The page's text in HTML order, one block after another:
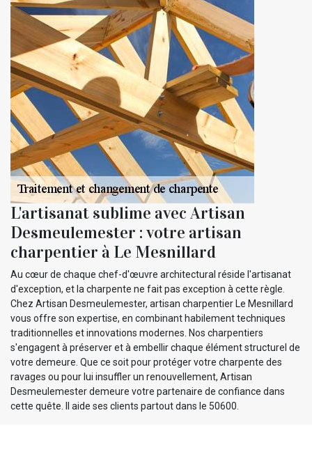
L'artisanat sublime avec Artisan
Desmeulemester : votre artisan
charpentier à Le Mesnillard
Au cœur de chaque chef-d'œuvre architectural réside l'artisanat
d'exception, et la charpente ne fait pas exception à cette règle.
Chez Artisan Desmeulemester, artisan charpentier Le Mesnillard
vous offre son expertise, en combinant habilement techniques
traditionnelles et innovations modernes. Nos charpentiers
s'engagent à préserver et à embellir chaque élément structurel de
votre demeure. Que ce soit pour protéger votre charpente des
ravages ou pour lui insuffler un renouvellement, Artisan
Desmeulemester demeure votre partenaire de confiance dans
cette quête. Il aide ses clients partout dans le 50600.